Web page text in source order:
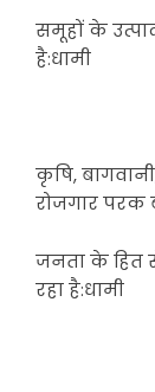
समूहों के
है:धामी
कृषि,
रोजगार परक
जनता के हित
रहा है:धामी